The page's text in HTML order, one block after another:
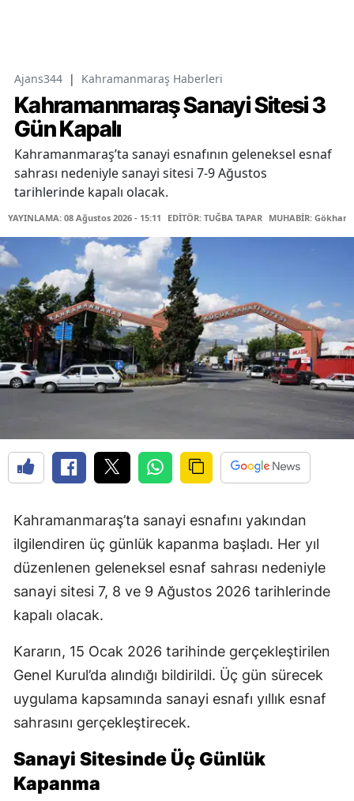
Ajans344 | Kahramanmaraş Haberleri
Kahramanmaraş Sanayi Sitesi 3
Gün Kapalı
Kahramanmaraş’ta sanayi esnafının geleneksel esnaf
sahrası nedeniyle sanayi sitesi 7-9 Ağustos
tarihlerinde kapalı olacak.
YAYINLAMA: 08 Ağustos 2026 - 15:11 EDİTÖR: TUĞBA TAPAR MUHABİR: Gökhan
Kahramanmaraş’ta sanayi esnafını yakından
ilgilendiren üç günlük kapanma başladı. Her yıl
düzenlenen geleneksel esnaf sahrası nedeniyle
sanayi sitesi 7, 8 ve 9 Ağustos 2026 tarihlerinde
kapalı olacak.
Kararın, 15 Ocak 2026 tarihinde gerçekleştirilen
Genel Kurul’da alındığı bildirildi. Üç gün sürecek
uygulama kapsamında sanayi esnafı yıllık esnaf
sahrasını gerçekleştirecek.
Sanayi Sitesinde Üç Günlük
Kapanma